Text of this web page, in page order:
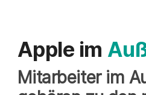
Apple im
Mitarbeiter im